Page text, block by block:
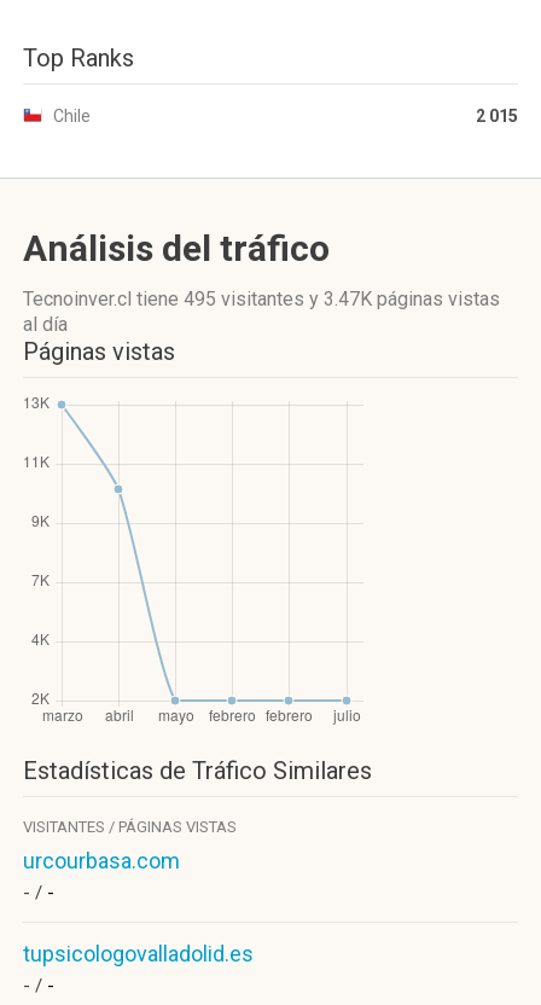
Top Ranks
Chile 2 015
Análisis del tráfico
Tecnoinver.cl tiene 495 visitantes y 3.47K páginas vistas
al día
Páginas vistas
Estadísticas de Tráfico Similares
VISITANTES / PÁGINAS VISTAS
urcourbasa.com
- / -
tupsicologovalladolid.es
- / -